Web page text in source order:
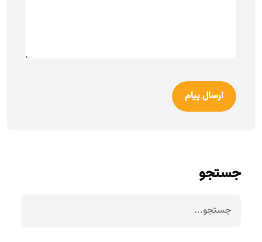
ارسال پیام
جستجو